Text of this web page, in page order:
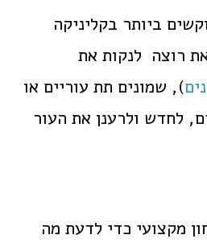
ביותר בקליניקה
רוצה לנקות את
), שמונים תת עוריים או
לחדש ולרענן את העור
מקצועי כדי לדעת מה